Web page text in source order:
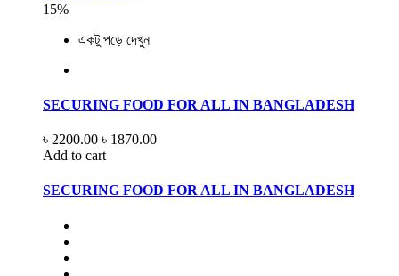
15%
একটু পড়ে দেখুন
SECURING FOOD FOR ALL IN BANGLADESH
৳ 2200.00 ৳ 1870.00
Add to cart
SECURING FOOD FOR ALL IN BANGLADESH